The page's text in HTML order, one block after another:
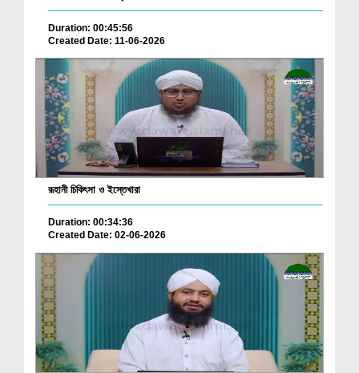
Duration: 00:45:56
Created Date: 11-06-2026
রূহানী চিকিৎসা ও ইস্তেখারা
Duration: 00:34:36
Created Date: 02-06-2026